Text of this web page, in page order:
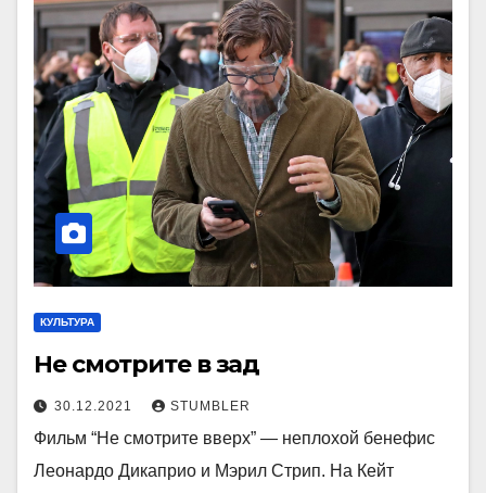
КУЛЬТУРА
Не смотрите в зад
30.12.2021 STUMBLER
Фильм “Не смотрите вверх” — неплохой бенефис
Леонардо Дикаприо и Мэрил Стрип. На Кейт